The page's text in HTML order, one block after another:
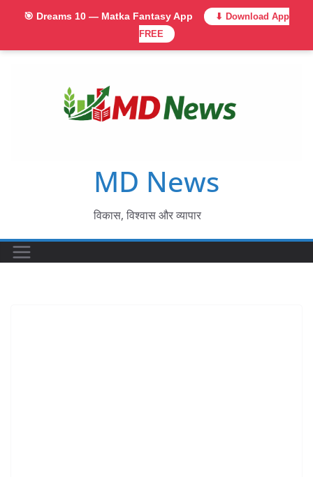
🎯 Dreams 10 — Matka Fantasy App
⬇ Download App
FREE
MD News
विकास, विश्वास और व्यापार